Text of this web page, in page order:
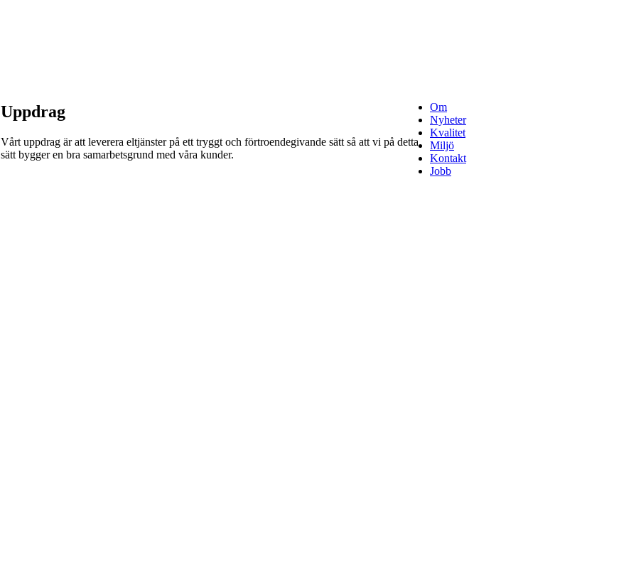
Uppdrag
Vårt uppdrag är att leverera eltjänster på ett tryggt och förtroendegivande sätt så att vi på detta
sätt bygger en bra samarbetsgrund med våra kunder.
Om
Nyheter
Kvalitet
Miljö
Kontakt
Jobb